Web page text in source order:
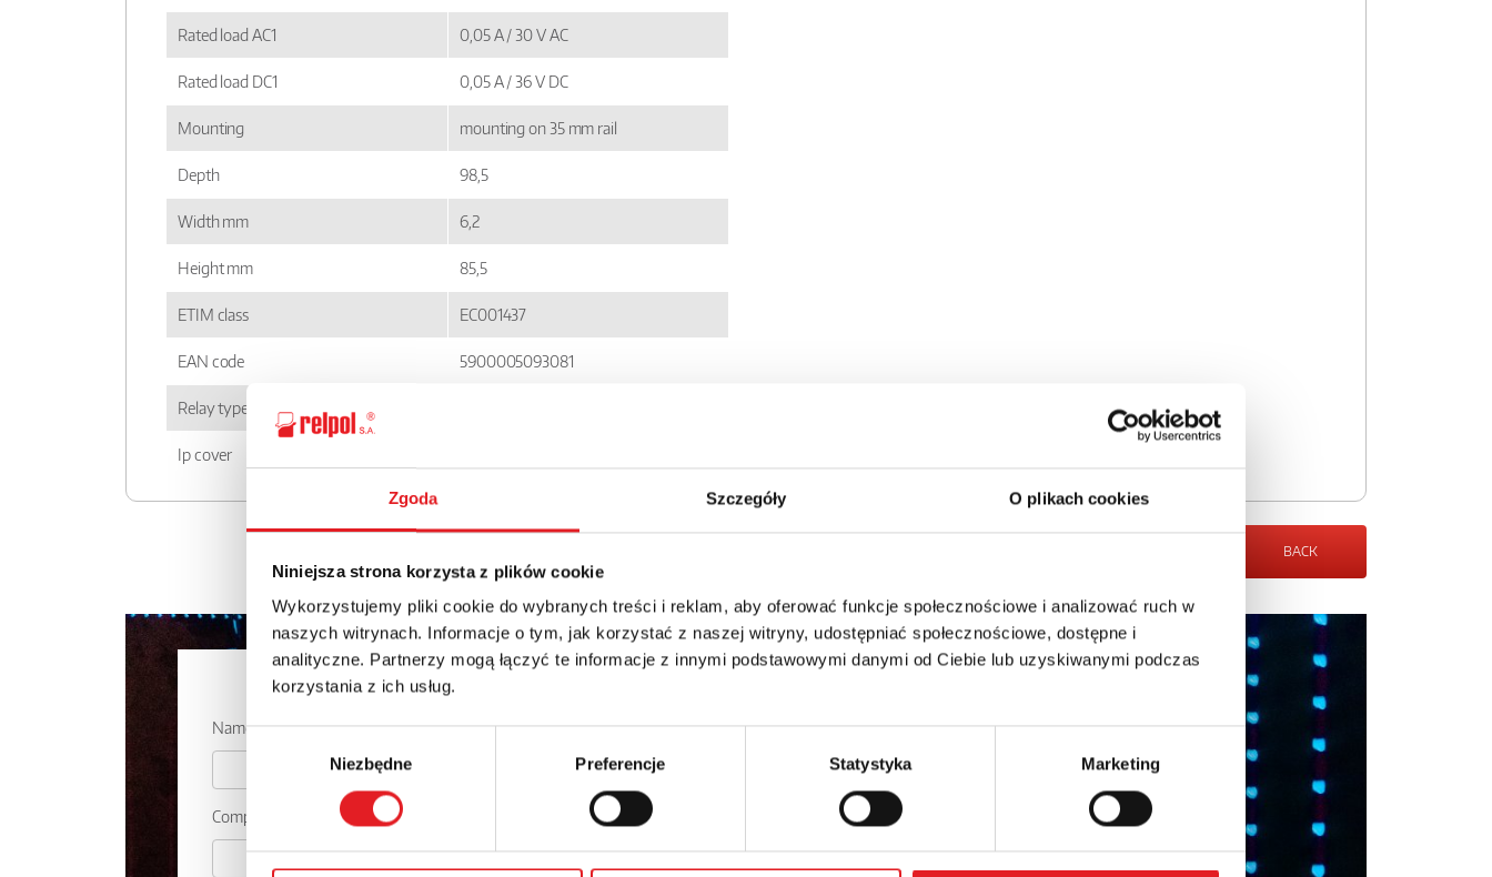
Zgoda Szczegóły O plikach cookies
Niniejsza strona korzysta z plików cookie
Wykorzystujemy pliki cookie do wybranych treści i reklam, aby oferować funkcje społecznościowe i analizować ruch w
naszych witrynach. Informacje o tym, jak korzystać z naszej witryny, udostępniać społecznościowe, dostępne i
analityczne. Partnerzy mogą łączyć te informacje z innymi podstawowymi danymi od Ciebie lub uzyskiwanymi podczas
korzystania z ich usług.
Niezbędne Preferencje Statystyka Marketing
Rated load AC1 0,05 A / 30 V AC
Rated load DC1 0,05 A / 36 V DC
Mounting mounting on 35 mm rail
Depth 98,5
Width mm 6,2
Height mm 85,5
ETIM class EC001437
EAN code 5900005093081
Relay type
Ip cover
BACK
Ask for the details of the offer
Name: * Email: *
Company: Phone: